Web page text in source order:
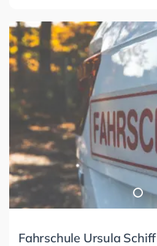
Fahrschule Ursula Schiff